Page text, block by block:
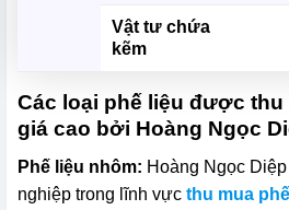
Vật tư chứa
kẽm
Các loại phế liệu được
giá cao bởi Hoàng Ngọc
Phế liệu nhôm: Hoàng Ngọc
nghiệp trong lĩnh vực thu mua